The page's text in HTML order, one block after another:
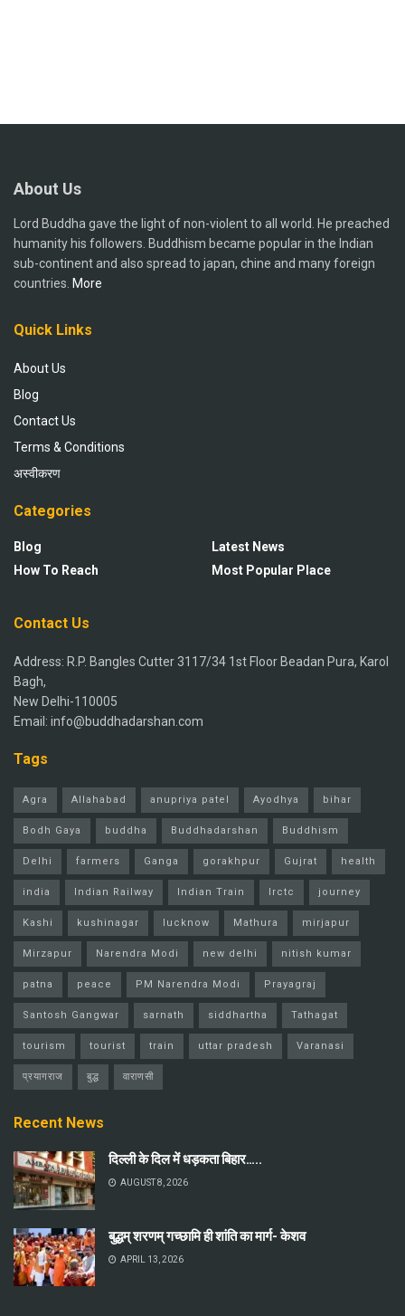
About Us
Lord Buddha gave the light of non-violent to all world. He preached
humanity his followers. Buddhism became popular in the Indian
sub-continent and also spread to japan, chine and many foreign
countries. More
Quick Links
About Us
Blog
Contact Us
Terms & Conditions
अस्वीकरण
Categories
Blog
How To Reach
Latest News
Most Popular Place
Contact Us
Address: R.P. Bangles Cutter 3117/34 1st Floor Beadan Pura, Karol
Bagh,
New Delhi-110005
Email: info@buddhadarshan.com
Tags
Agra Allahabad anupriya patel Ayodhya bihar
Bodh Gaya buddha Buddhadarshan Buddhism
Delhi farmers Ganga gorakhpur Gujrat health
india Indian Railway Indian Train Irctc journey
Kashi kushinagar lucknow Mathura mirjapur
Mirzapur Narendra Modi new delhi nitish kumar
patna peace PM Narendra Modi Prayagraj
Santosh Gangwar sarnath siddhartha Tathagat
tourism tourist train uttar pradesh Varanasi
प्रयागराज बुद्ध वाराणसी
Recent News
दिल्ली के दिल में धड़कता बिहार…..
AUGUST 8, 2026
बुद्धम् शरणम् गच्छामि ही शांति का मार्ग- केशव
APRIL 13, 2026